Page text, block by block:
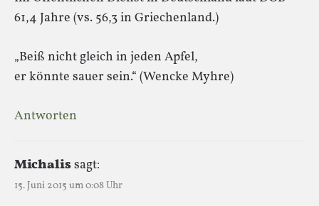
61,4 Jahre (vs. 56,3 in Griechenland.)
„Beiß nicht gleich in jeden Apfel,
er könnte sauer sein.“ (Wencke Myhre)
Antworten
Michalissagt:
15. Juni 2015 um 0:08 Uhr